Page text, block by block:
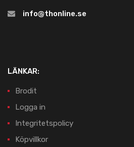
info@thonline.se
LÄNKAR:
Brodit
Logga in
Integritetspolicy
Köpvillkor